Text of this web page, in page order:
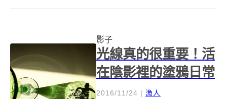
到這句註解所帶給你...
影子
光線真的很重要！活
在陰影裡的塗鴉日常
2016/11/24 | 漁人